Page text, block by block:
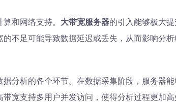
和网络支持。 大带宽服务器的引入能够极大
不足可能导致数据延迟或丢失，从而影响分析
分析的各个环节。在数据采集阶段，服务器
宽支持多用户并发访问，使得分析过程更加高